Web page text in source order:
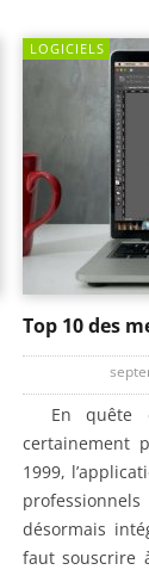
LOGICIELS
Top 10 des
En quête
certainement
1999,
désormais
faut souscrire